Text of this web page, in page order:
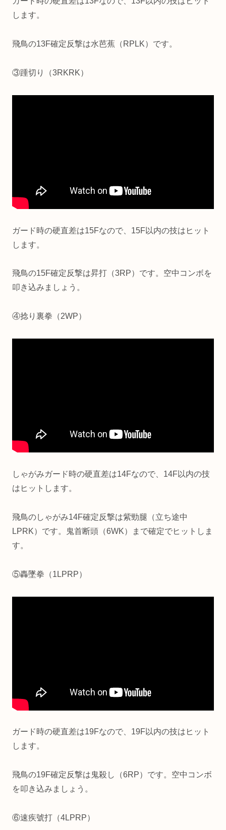
します。
飛鳥の13F確定反撃は水芭蕉（RPLK）です。
③踵切り（3RKRK）
ガード時の硬直差は15Fなので、15F以内の技はヒット
します。
飛鳥の15F確定反撃は昇打（3RP）です。空中コンボを
叩き込みましょう。
④捻り裏拳（2WP）
しゃがみガード時の硬直差は14Fなので、14F以内の技
はヒットします。
飛鳥のしゃがみ14F確定反撃は紫勁腿（立ち途中
LPRK）です。鬼首断頭（6WK）まで確定でヒットしま
す。
⑤轟墜拳（1LPRP）
ガード時の硬直差は19Fなので、19F以内の技はヒット
します。
飛鳥の19F確定反撃は鬼殺し（6RP）です。空中コンボ
を叩き込みましょう。
⑥速疾號打（4LPRP）